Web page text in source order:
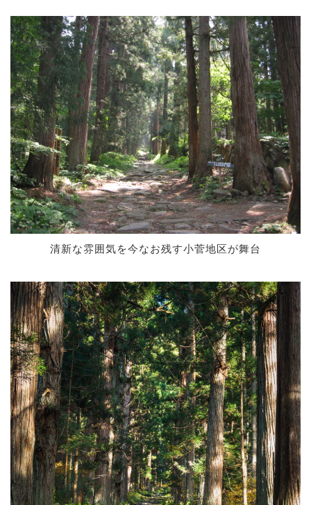
清新な雰囲気を今なお残す小菅地区が舞台